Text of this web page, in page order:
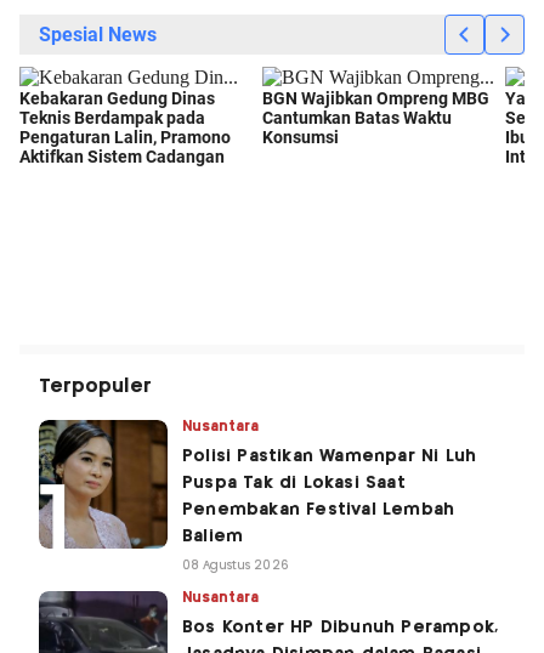
Terpopuler
Nusantara
Polisi Pastikan Wamenpar Ni Luh
Puspa Tak di Lokasi Saat
Penembakan Festival Lembah
Baliem
08 Agustus 2026
Nusantara
Bos Konter HP Dibunuh Perampok,